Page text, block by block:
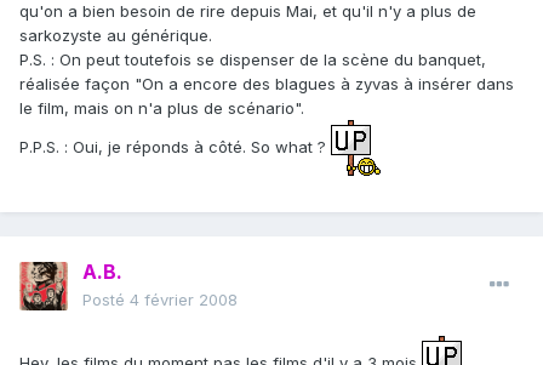
qu'on a bien besoin de rire depuis Mai, et qu'il n'y a plus de
sarkozyste au générique.
P.S. : On peut toutefois se dispenser de la scène du banquet,
réalisée façon "On a encore des blagues à zyvas à insérer dans
le film, mais on n'a plus de scénario".
P.P.S. : Oui, je réponds à côté. So what ?
A.B.
Posté 4 février 2008